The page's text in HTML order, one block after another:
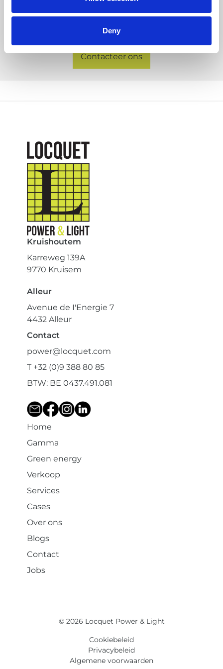
Deny
Wij stellen onze ervaring en know-how graag
tot uw dienst.
Contacteer ons
Kruishoutem
Karreweg 139A
9770 Kruisem
Alleur
Avenue de I'Energie 7
4432 Alleur
Contact
power@locquet.com
T +32 (0)9 388 80 85
BTW: BE 0437.491.081
Home
Gamma
Green energy
Verkoop
Services
Cases
Over ons
Blogs
Contact
Jobs
© 2026 Locquet Power & Light
Cookiebeleid
Privacybeleid
Algemene voorwaarden